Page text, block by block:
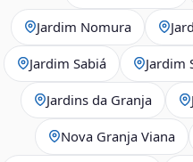
Jardim Nomura
Jardim Sabiá Jardim
Jardins da Granja
Nova Granja Viana